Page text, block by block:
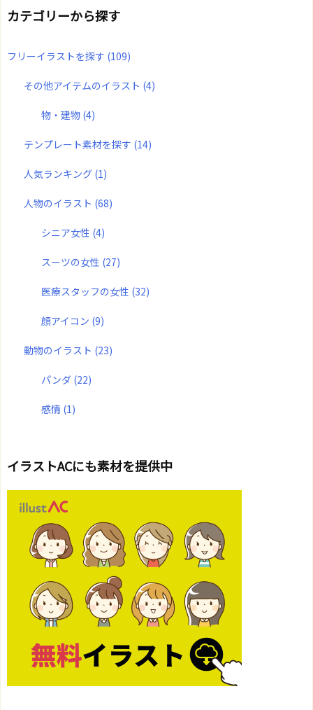
カテゴリーから探す
フリーイラストを探す (109)
その他アイテムのイラスト (4)
物・建物 (4)
テンプレート素材を探す (14)
人気ランキング (1)
人物のイラスト (68)
シニア女性 (4)
スーツの女性 (27)
医療スタッフの女性 (32)
顔アイコン (9)
動物のイラスト (23)
パンダ (22)
感情 (1)
イラストACにも素材を提供中